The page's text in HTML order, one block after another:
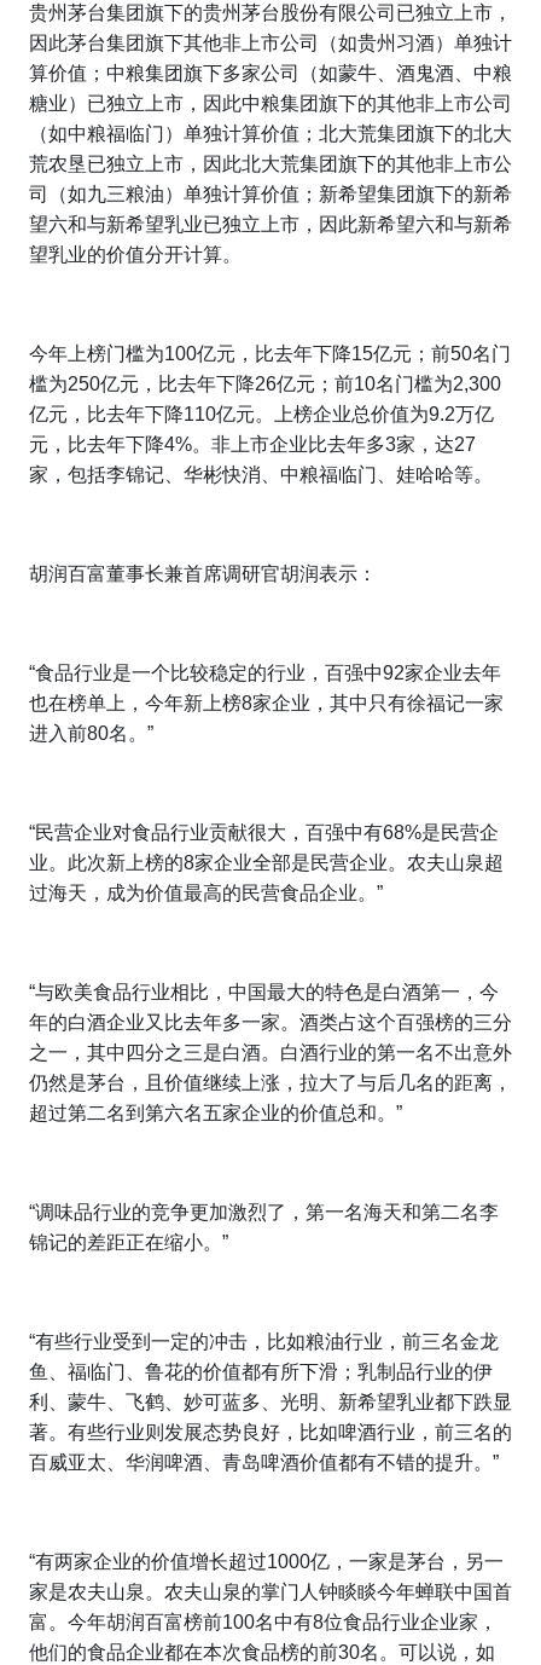
贵州茅台集团旗下的贵州茅台股份有限公司已独立上市，
因此茅台集团旗下其他非上市公司（如贵州习酒）单独计
算价值；中粮集团旗下多家公司（如蒙牛、酒鬼酒、中粮
糖业）已独立上市，因此中粮集团旗下的其他非上市公司
（如中粮福临门）单独计算价值；北大荒集团旗下的北大
荒农垦已独立上市，因此北大荒集团旗下的其他非上市公
司（如九三粮油）单独计算价值；新希望集团旗下的新希
望六和与新希望乳业已独立上市，因此新希望六和与新希
望乳业的价值分开计算。
今年上榜门槛为100亿元，比去年下降15亿元；前50名门
槛为250亿元，比去年下降26亿元；前10名门槛为2,300
亿元，比去年下降110亿元。上榜企业总价值为9.2万亿
元，比去年下降4%。非上市企业比去年多3家，达27
家，包括李锦记、华彬快消、中粮福临门、娃哈哈等。
胡润百富董事长兼首席调研官胡润表示：
“食品行业是一个比较稳定的行业，百强中92家企业去年
也在榜单上，今年新上榜8家企业，其中只有徐福记一家
进入前80名。”
“民营企业对食品行业贡献很大，百强中有68%是民营企
业。此次新上榜的8家企业全部是民营企业。农夫山泉超
过海天，成为价值最高的民营食品企业。”
“与欧美食品行业相比，中国最大的特色是白酒第一，今
年的白酒企业又比去年多一家。酒类占这个百强榜的三分
之一，其中四分之三是白酒。白酒行业的第一名不出意外
仍然是茅台，且价值继续上涨， 拉大了与后几名的距离，
超过第二名到第六名五家企业的价值总和。”
“调味品行业的竞争更加激烈了，第一名海天和第二名李
锦记的差距正在缩小。”
“有些行业受到一定的冲击，比如粮油行业，前三名金龙
鱼、福临门、鲁花的价值都有所下滑；乳制品行业的伊
利、蒙牛、飞鹤、妙可蓝多、光明、新希望乳业都下跌显
著。有些行业则发展态势良好，比如啤酒行业，前三名的
百威亚太、华润啤酒、青岛啤酒价值都有不错的提升。 ”
“有两家企业的价值增长超过1000亿，一家是茅台，另一
家是农夫山泉。农夫山泉的掌门人钟睒睒今年蝉联中国首
富。今年胡润百富榜前100名中有8位食品行业企业家，
他们的食品企业都在本次食品榜的前30名。可以说，如